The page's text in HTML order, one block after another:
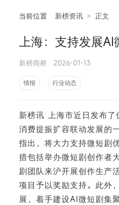
当前位置 新榜资讯 > 正文
上海：支持发展AI
新榜商桥 2026-01-13
情报 行业动态
新榜讯 上海市近日发布
消费提振扩容联动发展的
指出，将大力支持微短剧
措包括举办微短剧创作者
剧团队来沪开展创作生产
项目予以奖励支持。此外
展，着手建设AI微短剧集